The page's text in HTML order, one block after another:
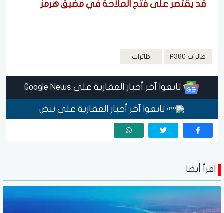
قد يقتصر على فتح الملاحة في مضيق هرمز
طائرات A380 طائرات
تابعوا آخر أخبار العقارية على Google News
تابعوا آخر أخبار العقارية على نبض
اقرأ أيضا